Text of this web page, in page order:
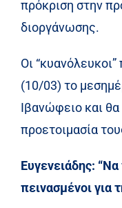
πρόκριση στην
διοργάνωσης.
Οι
(10/03) το
Ιβανώφειο και
προετοιμασία
Ευγενειάδης:
πεινασμένοι για